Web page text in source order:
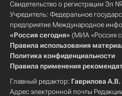
Свидетельство о регистрации Эл
Учредитель: Федеральное
предприятие Международное
«Россия сегодня» (МИА «Россия
Правила использования
Политика конфиденциальности
Правила применения
Главный редактор: Гаврилова А.В.
Адрес электронной почты